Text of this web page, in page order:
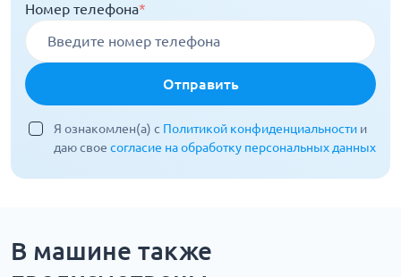
Номер телефона*
Отправить
Я ознакомлен(а) с Политикой конфиденциальности и
даю свое согласие на обработку персональных данных
В машине также